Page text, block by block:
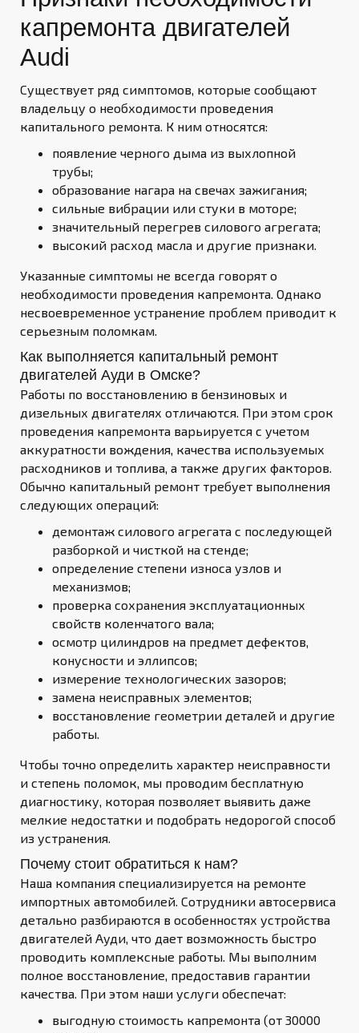
капремонта двигателей
Audi
Существует ряд симптомов, которые сообщают
владельцу о необходимости проведения
капитального ремонта. К ним относятся:
появление черного дыма из выхлопной
трубы;
образование нагара на свечах зажигания;
сильные вибрации или стуки в моторе;
значительный перегрев силового агрегата;
высокий расход масла и другие признаки.
Указанные симптомы не всегда говорят о
необходимости проведения капремонта. Однако
несвоевременное устранение проблем приводит к
серьезным поломкам.
Как выполняется капитальный ремонт
двигателей Ауди в Омске?
Работы по восстановлению в бензиновых и
дизельных двигателях отличаются. При этом срок
проведения капремонта варьируется с учетом
аккуратности вождения, качества используемых
расходников и топлива, а также других факторов.
Обычно капитальный ремонт требует выполнения
следующих операций:
демонтаж силового агрегата с последующей
разборкой и чисткой на стенде;
определение степени износа узлов и
механизмов;
проверка сохранения эксплуатационных
свойств коленчатого вала;
осмотр цилиндров на предмет дефектов,
конусности и эллипсов;
измерение технологических зазоров;
замена неисправных элементов;
восстановление геометрии деталей и другие
работы.
Чтобы точно определить характер неисправности
и степень поломок, мы проводим бесплатную
диагностику, которая позволяет выявить даже
мелкие недостатки и подобрать недорогой способ
из устранения.
Почему стоит обратиться к нам?
Наша компания специализируется на ремонте
импортных автомобилей. Сотрудники автосервиса
детально разбираются в особенностях устройства
двигателей Ауди, что дает возможность быстро
проводить комплексные работы. Мы выполним
полное восстановление, предоставив гарантии
качества. При этом наши услуги обеспечат:
выгодную стоимость капремонта (от 30000